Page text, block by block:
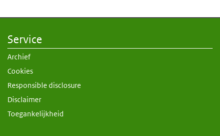
Service
Archief
Cookies
Responsible disclosure
Disclaimer
Toegankelijkheid